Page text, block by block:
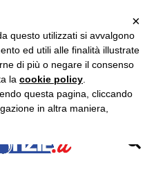
×
questo utilizzati si avvalgono
ed utili alle finalità illustrate
di più o negare il consenso
la cookie policy
questa pagina, cliccando
in altra maniera,